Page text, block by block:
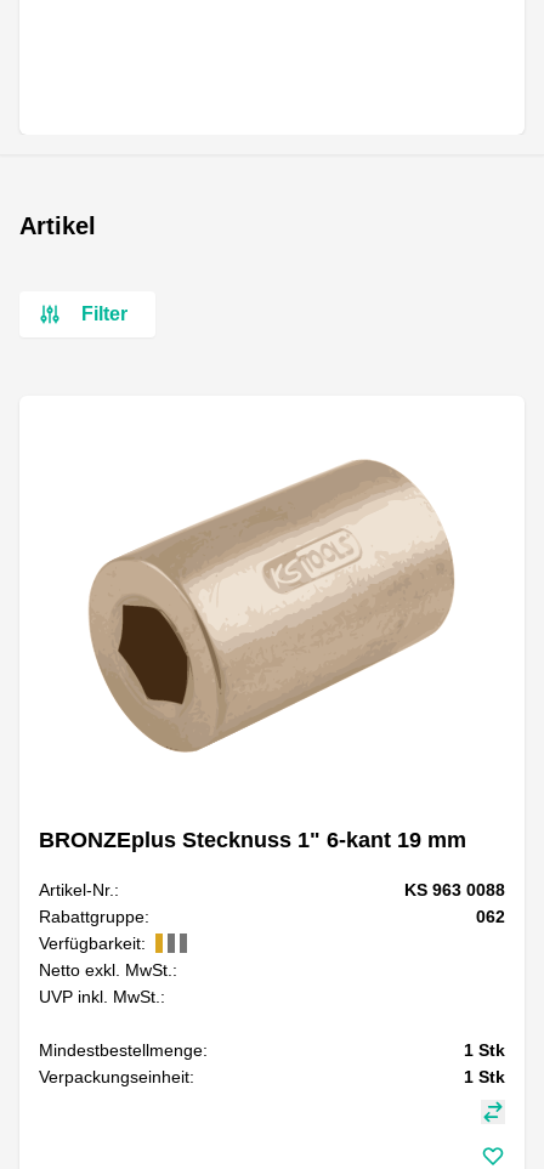
Artikel
Filter
BRONZEplus Stecknuss 1" 6-kant 19 mm
Artikel-Nr.:
KS 963 0088
Rabattgruppe:
062
Verfügbarkeit:
Netto exkl. MwSt.:
UVP inkl. MwSt.:
Mindestbestellmenge: 1 Stk
Verpackungseinheit:
1 Stk